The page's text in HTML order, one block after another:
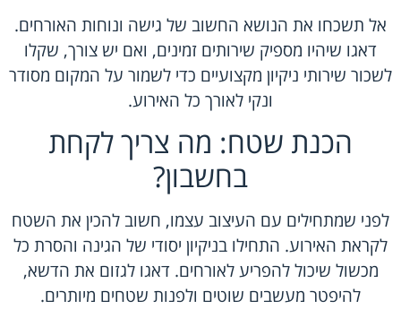
אל תשכחו את הנושא החשוב של גישה ונוחות האורחים.
דאגו שיהיו מספיק שירותים זמינים, ואם יש צורך, שקלו
לשכור שירותי ניקיון מקצועיים כדי לשמור על המקום מסודר
ונקי לאורך כל האירוע.
הכנת שטח: מה צריך לקחת
בחשבון?
לפני שמתחילים עם העיצוב עצמו, חשוב להכין את השטח
לקראת האירוע. התחילו בניקיון יסודי של הגינה והסרת כל
מכשול שיכול להפריע לאורחים. דאגו לגזום את הדשא,
להיפטר מעשבים שוטים ולפנות שטחים מיותרים.